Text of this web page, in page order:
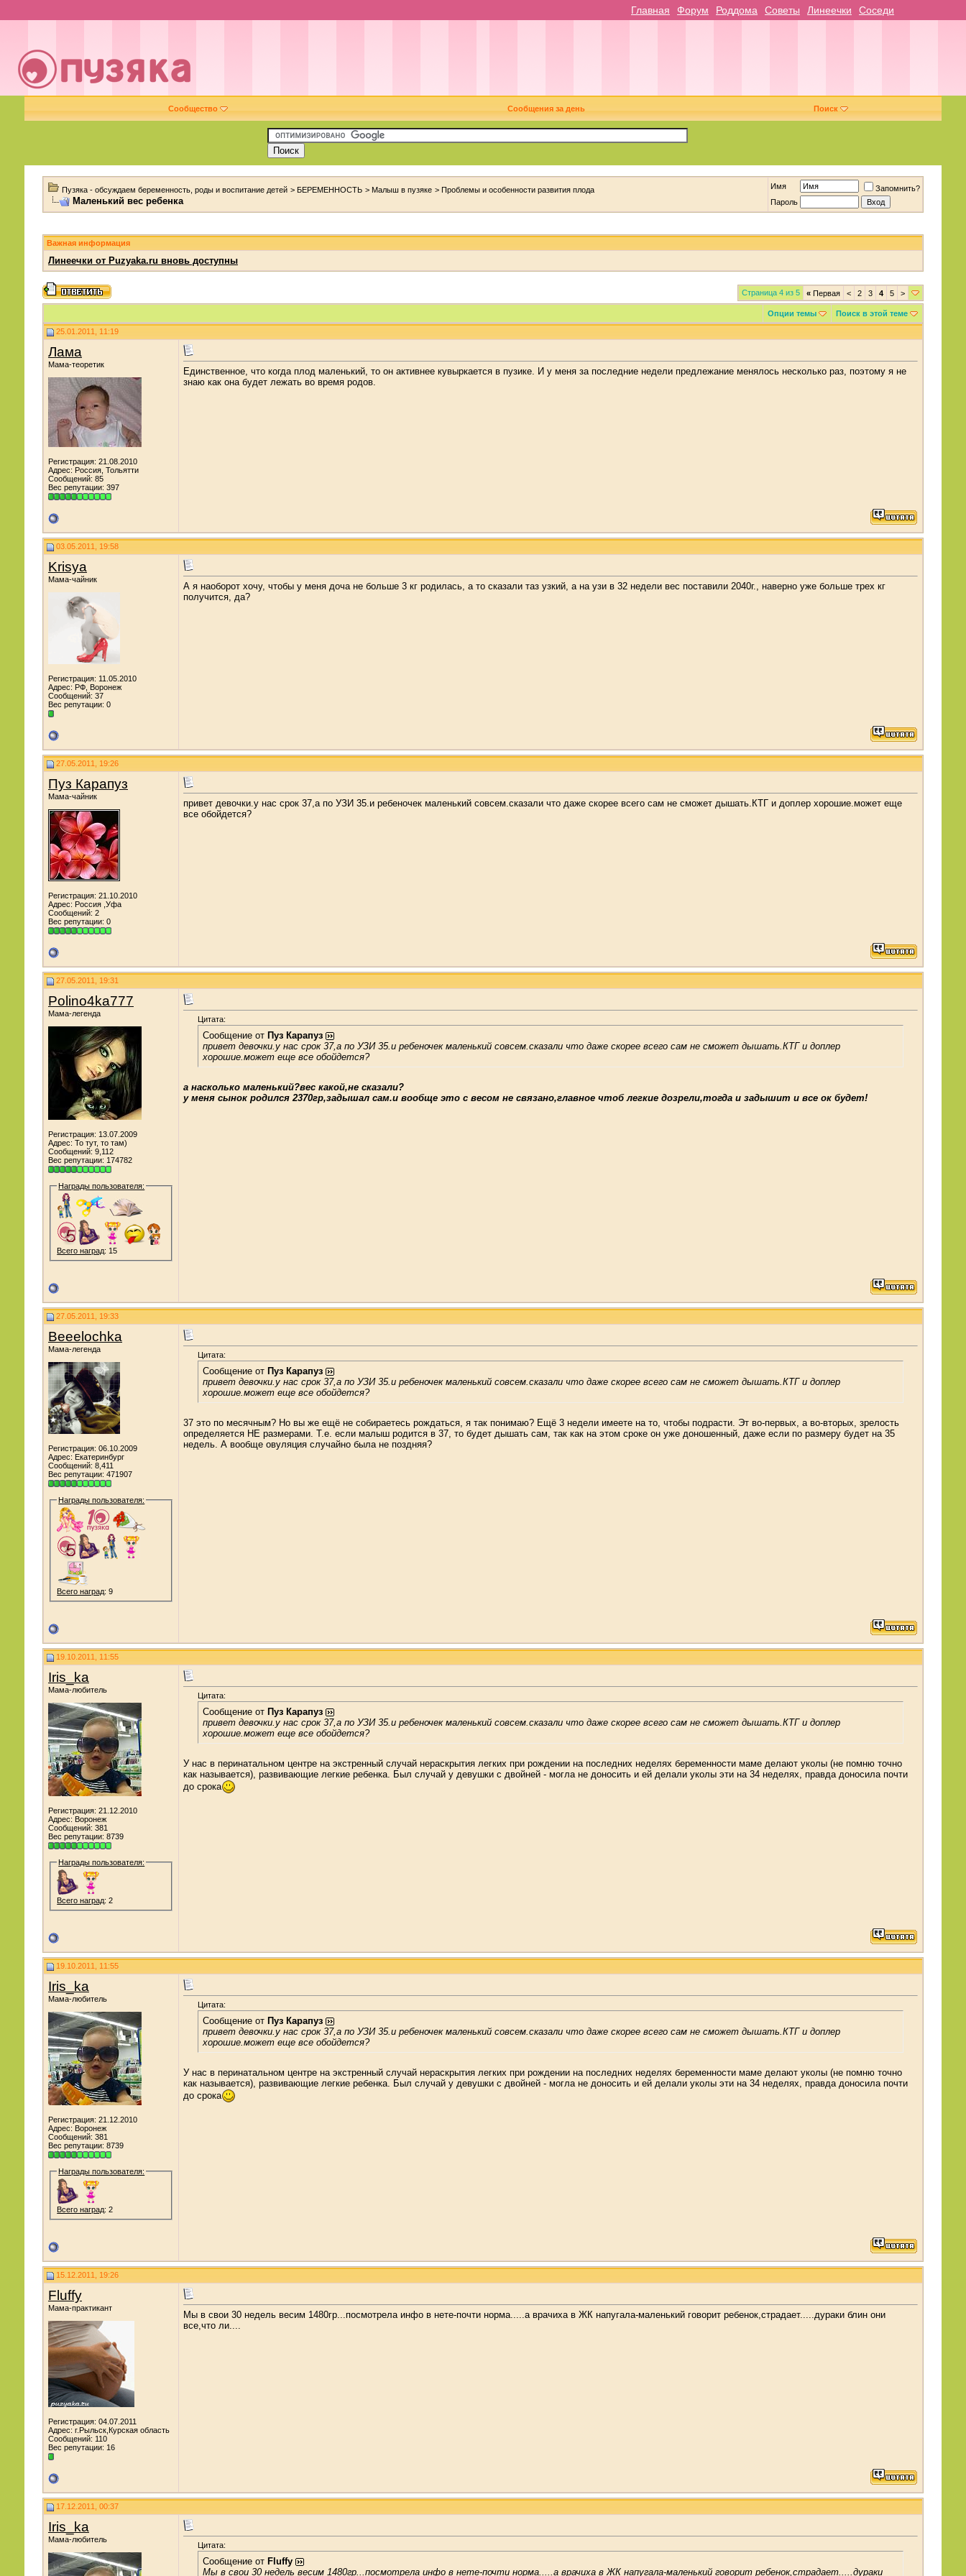
Главная Форум Роддома Советы Линеечки Соседи
Сообщество Сообщения за день Поиск
Пузяка - обсуждаем беременность, роды и воспитание детей > БЕРЕМЕННОСТЬ > Малыш в пузяке > Проблемы и особенности развития плода
Маленький вес ребенка
Имя
Запомнить?
Пароль
Важная информация
Линеечки от Puzyaka.ru вновь доступны
Страница 4 из 5 «Первая < 2 3 4 5 >
Опции темы Поиск в этой теме
25.01.2011, 11:19
Лама
Мама-теоретик
Регистрация: 21.08.2010
Адрес: Россия, Тольятти
Сообщений: 85
Вес репутации: 397
Единственное, что когда плод маленький, то он активнее кувыркается в пузике. И у меня за последние недели предлежание менялось несколько раз, поэтому я не
знаю как она будет лежать во время родов.
03.05.2011, 19:58
Krisya
Мама-чайник
Регистрация: 11.05.2010
Адрес: РФ, Воронеж
Сообщений: 37
Вес репутации: 0
А я наоборот хочу, чтобы у меня доча не больше 3 кг родилась, а то сказали таз узкий, а на узи в 32 недели вес поставили 2040г., наверно уже больше трех кг
получится, да?
27.05.2011, 19:26
Пуз Карапуз
Мама-чайник
Регистрация: 21.10.2010
Адрес: Россия ,Уфа
Сообщений: 2
Вес репутации: 0
привет девочки.у нас срок 37,а по УЗИ 35.и ребеночек маленький совсем.сказали что даже скорее всего сам не сможет дышать.КТГ и доплер хорошие.может еще
все обойдется?
27.05.2011, 19:31
Polino4ka777
Мама-легенда
Регистрация: 13.07.2009
Адрес: То тут, то там)
Сообщений: 9,112
Вес репутации: 174782
Награды пользователя:
Всего наград: 15
Цитата:
Сообщение от Пуз Карапуз
привет девочки.у нас срок 37,а по УЗИ 35.и ребеночек маленький совсем.сказали что даже скорее всего сам не сможет дышать.КТГ и доплер
хорошие.может еще все обойдется?
а насколько маленький?вес какой,не сказали?
у меня сынок родился 2370гр,задышал сам.и вообще это с весом не связано,главное чтоб легкие дозрели,тогда и задышит и все ок будет!
27.05.2011, 19:33
Beeelochka
Мама-легенда
Регистрация: 06.10.2009
Адрес: Екатеринбург
Сообщений: 8,411
Вес репутации: 471907
Награды пользователя:
Всего наград: 9
Цитата:
Сообщение от Пуз Карапуз
привет девочки.у нас срок 37,а по УЗИ 35.и ребеночек маленький совсем.сказали что даже скорее всего сам не сможет дышать.КТГ и доплер
хорошие.может еще все обойдется?
37 это по месячным? Но вы же ещё не собираетесь рождаться, я так понимаю? Ещё 3 недели имеете на то, чтобы подрасти. Эт во-первых, а во-вторых, зрелость
определяется НЕ размерами. Т.е. если малыш родится в 37, то будет дышать сам, так как на этом сроке он уже доношенный, даже если по размеру будет на 35
недель. А вообще овуляция случайно была не поздняя?
19.10.2011, 11:55
Iris_ka
Мама-любитель
Регистрация: 21.12.2010
Адрес: Воронеж
Сообщений: 381
Вес репутации: 8739
Награды пользователя:
Всего наград: 2
Цитата:
Сообщение от Пуз Карапуз
привет девочки.у нас срок 37,а по УЗИ 35.и ребеночек маленький совсем.сказали что даже скорее всего сам не сможет дышать.КТГ и доплер
хорошие.может еще все обойдется?
У нас в перинатальном центре на экстренный случай нераскрытия легких при рождении на последних неделях беременности маме делают уколы (не помню точно
как называется), развивающие легкие ребенка. Был случай у девушки с двойней - могла не доносить и ей делали уколы эти на 34 неделях, правда доносила почти
до срока
19.10.2011, 11:55
Iris_ka
Мама-любитель
Регистрация: 21.12.2010
Адрес: Воронеж
Сообщений: 381
Вес репутации: 8739
Награды пользователя:
Всего наград: 2
Цитата:
Сообщение от Пуз Карапуз
привет девочки.у нас срок 37,а по УЗИ 35.и ребеночек маленький совсем.сказали что даже скорее всего сам не сможет дышать.КТГ и доплер
хорошие.может еще все обойдется?
У нас в перинатальном центре на экстренный случай нераскрытия легких при рождении на последних неделях беременности маме делают уколы (не помню точно
как называется), развивающие легкие ребенка. Был случай у девушки с двойней - могла не доносить и ей делали уколы эти на 34 неделях, правда доносила почти
до срока
15.12.2011, 19:26
Fluffy
Мама-практикант
Регистрация: 04.07.2011
Адрес: г.Рыльск,Курская область
Сообщений: 110
Вес репутации: 16
Мы в свои 30 недель весим 1480гр...посмотрела инфо в нете-почти норма.....а врачиха в ЖК напугала-маленький говорит ребенок,страдает.....дураки блин они
все,что ли....
17.12.2011, 00:37
Iris_ka
Мама-любитель
Цитата:
Сообщение от Fluffy
Мы в свои 30 недель весим 1480гр...посмотрела инфо в нете-почти норма.....а врачиха в ЖК напугала-маленький говорит ребенок,страдает.....дураки